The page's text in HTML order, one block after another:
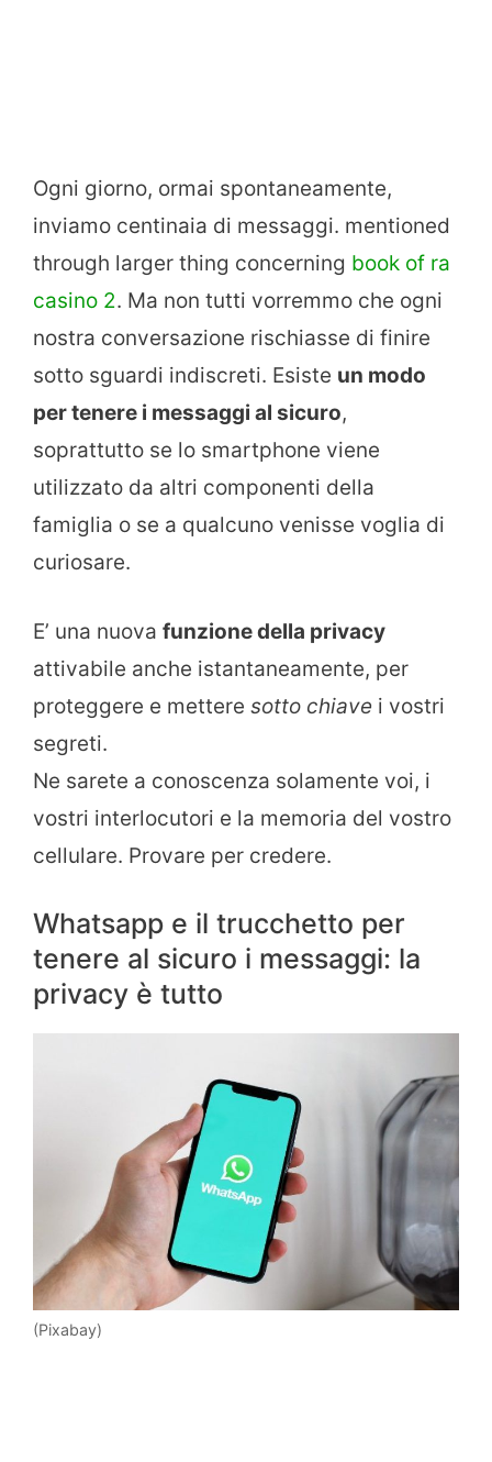
Ogni giorno, ormai spontaneamente,
inviamo centinaia di messaggi. mentioned
through larger thing concerning book of ra
casino 2. Ma non tutti vorremmo che ogni
nostra conversazione rischiasse di finire
sotto sguardi indiscreti. Esiste un modo
per tenere i messaggi al sicuro,
soprattutto se lo smartphone viene
utilizzato da altri componenti della
famiglia o se a qualcuno venisse voglia di
curiosare.
E’ una nuova funzione della privacy
attivabile anche istantaneamente, per
proteggere e mettere sotto chiave i vostri
segreti.
Ne sarete a conoscenza solamente voi, i
vostri interlocutori e la memoria del vostro
cellulare. Provare per credere.
Whatsapp e il trucchetto per
tenere al sicuro i messaggi: la
privacy è tutto
(Pixabay)